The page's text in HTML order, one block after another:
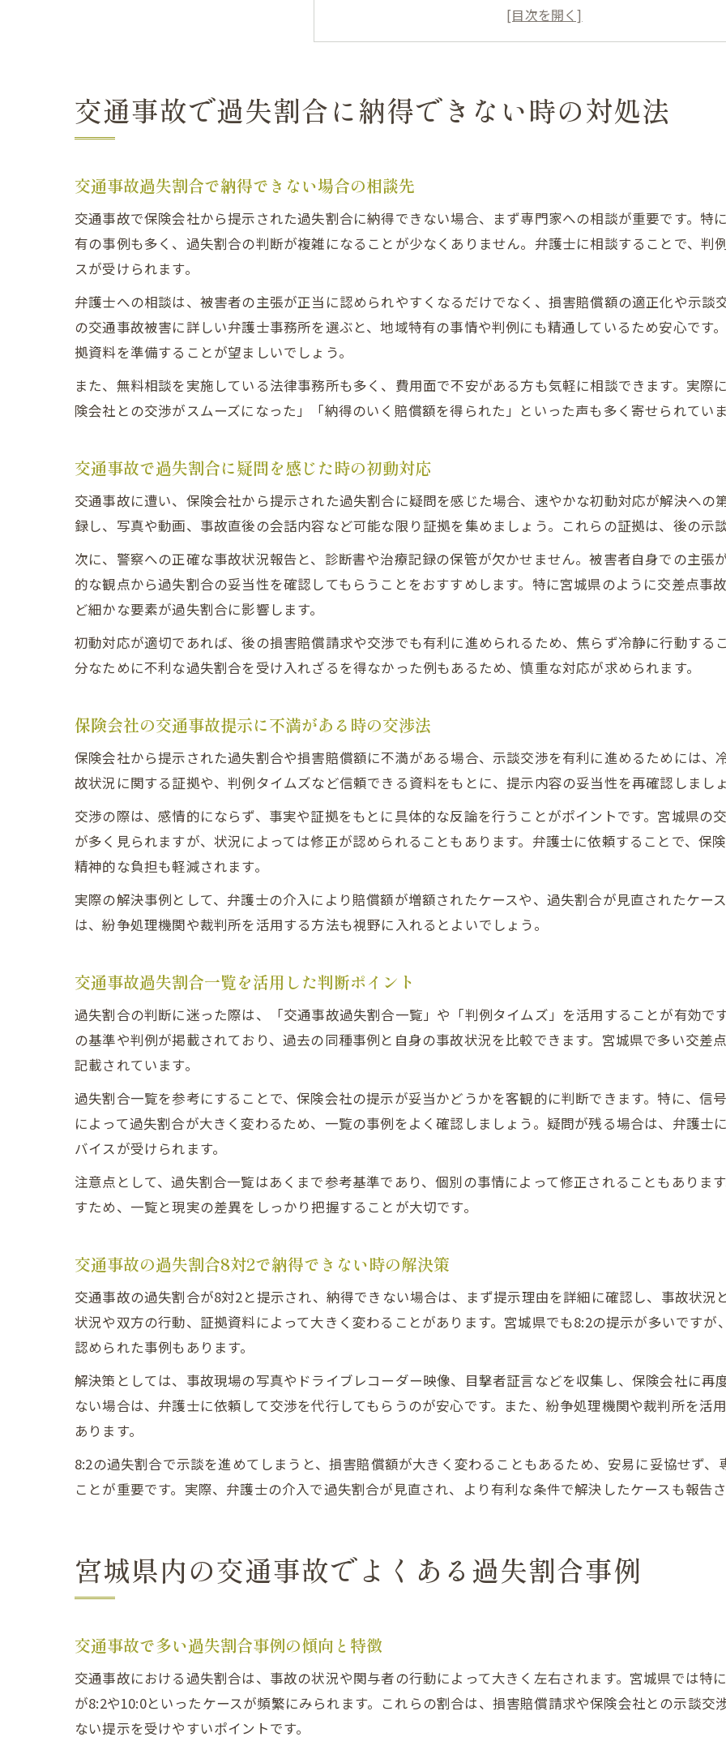
保険会社の交通事故提示に不満がある時の交渉法
交通事故過失割合一覧を活用した判断ポイント
宮城県内の交通事故でよくある過失割合事例
交通事故で多い過失割合事例の傾向と特徴
交通事故の過失割合10対0になる典型的な事例
交通事故で過失割合8対2になる宮城県の実例
事故過失割合例から見る解決の糸口
交通事故の過失割合10対0が認められる状況
過失割合8対2で交通事故となる典型的な場面
宮城県で多い追突・右折事故の過失割合傾向
交通事故判例タイムズで見る過失割合例
交通事故過失割合を保険会社と再交渉する要点
保険会社提示の交通事故過失割合に納得できない時の
交通事故過失割合一覧で提示額の妥当性を確認
事故過失割合決め方の基準と注意点解説
交通事故における過失割合ゴネ得のリスクと対策
交通事故の過失割合交渉で判例タイムズを活用する方
判例タイムズで交通事故過失割合例を調べるメリット
判例タイムズを使った保険会社との交渉テクニック
交通事故の過失割合決め方に判例を取り入れるポイン
交通事故賠償額を増やす証拠の集め方を解説
交通事故で賠償額増額につながる証拠の重要性
過失割合に影響する交通事故証拠の種類と集め方
交通事故過失割合を有利にするドラレコ証拠の活用法
交通事故で過失割合一覧と証拠写真の関連性
交通事故で過失割合に納得できない時の対処法
交通事故過失割合で納得できない場合の相談先
交通事故で保険会社から提示された過失割合に納得できない場合、まず専門家への相談が重要です。特
有の事例も多く、過失割合の判断が複雑になることが少なくありません。弁護士に相談することで、判
スが受けられます。
弁護士への相談は、被害者の主張が正当に認められやすくなるだけでなく、損害賠償額の適正化や示談
の交通事故被害に詳しい弁護士事務所を選ぶと、地域特有の事情や判例にも精通しているため安心です
拠資料を準備することが望ましいでしょう。
また、無料相談を実施している法律事務所も多く、費用面で不安がある方も気軽に相談できます。実際
険会社との交渉がスムーズになった」「納得のいく賠償額を得られた」といった声も多く寄せられていま
交通事故で過失割合に疑問を感じた時の初動対応
交通事故に遭い、保険会社から提示された過失割合に疑問を感じた場合、速やかな初動対応が解決への
録し、写真や動画、事故直後の会話内容など可能な限り証拠を集めましょう。これらの証拠は、後の示
次に、警察への正確な事故状況報告と、診断書や治療記録の保管が欠かせません。被害者自身での主張
的な観点から過失割合の妥当性を確認してもらうことをおすすめします。特に宮城県のように交差点事
ど細かな要素が過失割合に影響します。
初動対応が適切であれば、後の損害賠償請求や交渉でも有利に進められるため、焦らず冷静に行動する
分なために不利な過失割合を受け入れざるを得なかった例もあるため、慎重な対応が求められます。
保険会社の交通事故提示に不満がある時の交渉法
保険会社から提示された過失割合や損害賠償額に不満がある場合、示談交渉を有利に進めるためには、
故状況に関する証拠や、判例タイムズなど信頼できる資料をもとに、提示内容の妥当性を再確認しましょ
交渉の際は、感情的にならず、事実や証拠をもとに具体的な反論を行うことがポイントです。宮城県の
が多く見られますが、状況によっては修正が認められることもあります。弁護士に依頼することで、保
精神的な負担も軽減されます。
実際の解決事例として、弁護士の介入により賠償額が増額されたケースや、過失割合が見直されたケー
は、紛争処理機関や裁判所を活用する方法も視野に入れるとよいでしょう。
交通事故過失割合一覧を活用した判断ポイント
過失割合の判断に迷った際は、「交通事故過失割合一覧」や「判例タイムズ」を活用することが有効で
の基準や判例が掲載されており、過去の同種事例と自身の事故状況を比較できます。宮城県で多い交差
記載されています。
過失割合一覧を参考にすることで、保険会社の提示が妥当かどうかを客観的に判断できます。特に、信
によって過失割合が大きく変わるため、一覧の事例をよく確認しましょう。疑問が残る場合は、弁護士
バイスが受けられます。
注意点として、過失割合一覧はあくまで参考基準であり、個別の事情によって修正されることもありま
すため、一覧と現実の差異をしっかり把握することが大切です。
交通事故の過失割合8対2で納得できない時の解決策
交通事故の過失割合が8対2と提示され、納得できない場合は、まず提示理由を詳細に確認し、事故状況
状況や双方の行動、証拠資料によって大きく変わることがあります。宮城県でも8:2の提示が多いです
認められた事例もあります。
解決策としては、事故現場の写真やドライブレコーダー映像、目撃者証言などを収集し、保険会社に再
ない場合は、弁護士に依頼して交渉を代行してもらうのが安心です。また、紛争処理機関や裁判所を活
あります。
8:2の過失割合で示談を進めてしまうと、損害賠償額が大きく変わることもあるため、安易に妥協せず
ことが重要です。実際、弁護士の介入で過失割合が見直され、より有利な条件で解決したケースも報告さ
宮城県内の交通事故でよくある過失割合事例
交通事故で多い過失割合事例の傾向と特徴
交通事故における過失割合は、事故の状況や関与者の行動によって大きく左右されます。宮城県では特
が8:2や10:0といったケースが頻繁にみられます。これらの割合は、損害賠償請求や保険会社との示談交
ない提示を受けやすいポイントです。